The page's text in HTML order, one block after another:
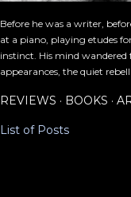
Before he was a writer,
at a piano, playing etudes
instinct. His mind
appearances, the quiet
REVIEWS BOOKS
List of Posts